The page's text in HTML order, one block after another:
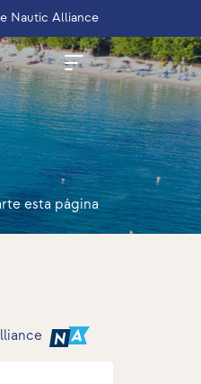
Nautic Alliance
esta página